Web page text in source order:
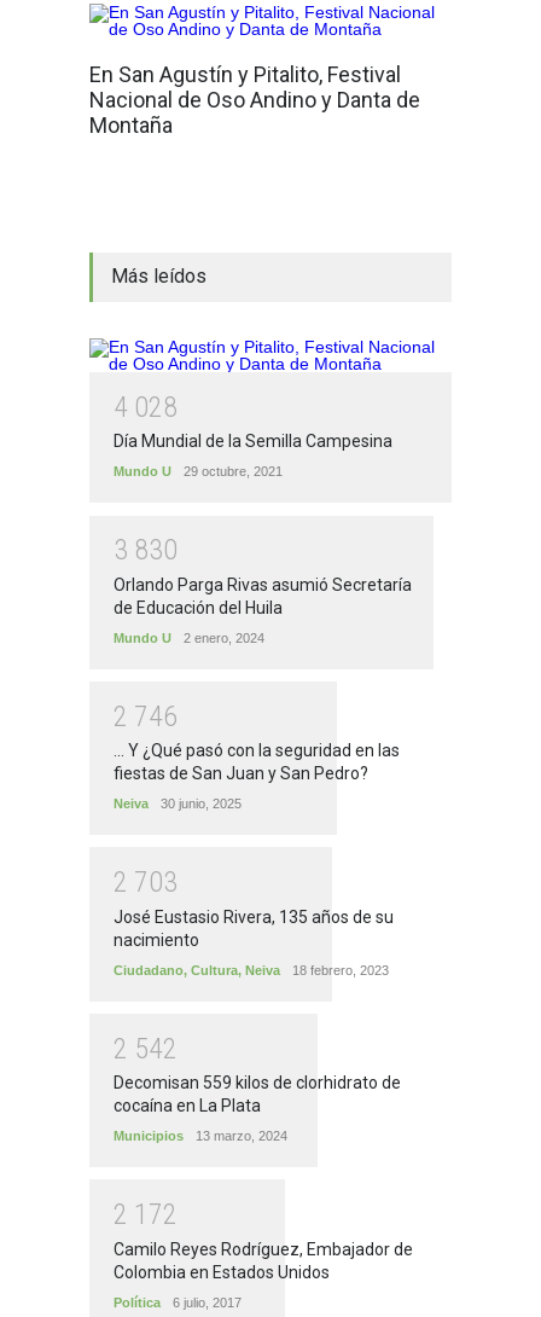
En San Agustín y Pitalito, Festival
Nacional de Oso Andino y Danta de
Montaña
Más leídos
4 028
Día Mundial de la Semilla Campesina
Mundo U 29 octubre, 2021
3 830
Orlando Parga Rivas asumió Secretaría
de Educación del Huila
Mundo U 2 enero, 2024
2 746
... Y ¿Qué pasó con la seguridad en las
fiestas de San Juan y San Pedro?
Neiva 30 junio, 2025
2 703
José Eustasio Rivera, 135 años de su
nacimiento
Ciudadano, Cultura, Neiva 18 febrero, 2023
2 542
Decomisan 559 kilos de clorhidrato de
cocaína en La Plata
Municipios 13 marzo, 2024
2 1 72
Camilo Reyes Rodríguez, Embajador de
Colombia en Estados Unidos
Política 6 julio, 2017